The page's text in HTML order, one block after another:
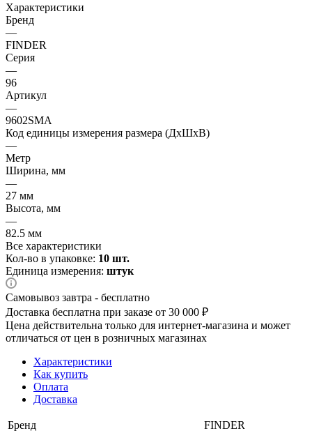
Характеристики
Бренд
—
FINDER
Серия
—
96
Артикул
—
9602SMA
Код единицы измерения размера (ДхШхВ)
—
Метр
Ширина, мм
—
27 мм
Высота, мм
—
82.5 мм
Все характеристики
Кол-во в упаковке: 10 шт.
Единица измерения: штук
Самовывоз завтра - бесплатно
Доставка бесплатна при заказе от 30 000 ₽
Цена действительна только для интернет-магазина и может
отличаться от цен в розничных магазинах
Характеристики
Как купить
Оплата
Доставка
Бренд
FINDER